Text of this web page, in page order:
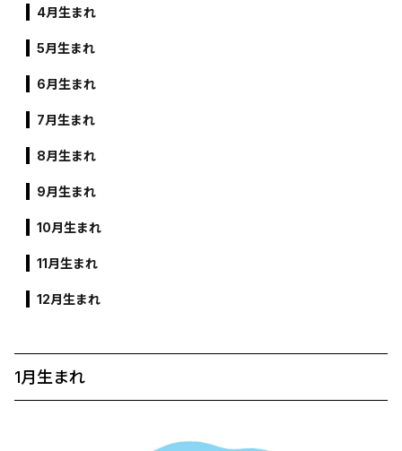
4月生まれ
5月生まれ
6月生まれ
7月生まれ
8月生まれ
9月生まれ
10月生まれ
11月生まれ
12月生まれ
1月生まれ